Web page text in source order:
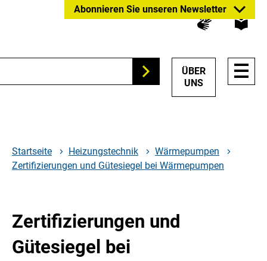
Hauptnavigation
Abonnieren Sie unseren Newsletter
Suchen
ÜBER
UNS
Startseite Heizungstechnik
Wärmepumpen
Zertifizierungen und Gütesiegel bei Wärmepumpen
Zertifizierungen und
Gütesiegel bei